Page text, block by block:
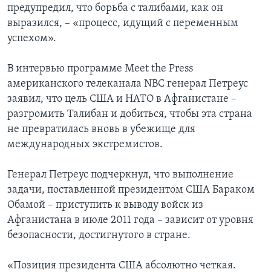
НЬЮ-ЙОРК NEW YORK
АМЕРИКА. БОЛЬШОЕ ПУТЕШЕСТВИЕ
ТЕСТЫ
ВИДЕО
ПОДПИСКА НА НОВОСТИ
Языки
предупредил, что борьба с талибами, как он
выразился, – «процесс, идущий с переменным
успехом».
В интервью программе Meet the Press
американского телеканала NBC генерал Петреус
заявил, что цель США и НАТО в Афганистане –
разгромить Талибан и добиться, чтобы эта страна
не превратилась вновь в убежище для
международных экстремистов.
Генерал Петреус подчеркнул, что выполнение
задачи, поставленной президентом США Бараком
Обамой – приступить к выводу войск из
Афганистана в июле 2011 года – зависит от уровня
безопасности, достигнутого в стране.
«Позиция президента США абсолютно четкая.